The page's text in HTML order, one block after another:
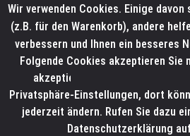
Wir verwenden Cookies. Einige
(z.B. für den Warenkorb), andere
verbessern und Ihnen ein besseres
Folgende Cookies akzeptieren Sie
akzeptieren. Weitere
Privatsphäre-Einstellungen, dort
jederzeit ändern. Rufen Sie dazu
Datenschutzerklärung